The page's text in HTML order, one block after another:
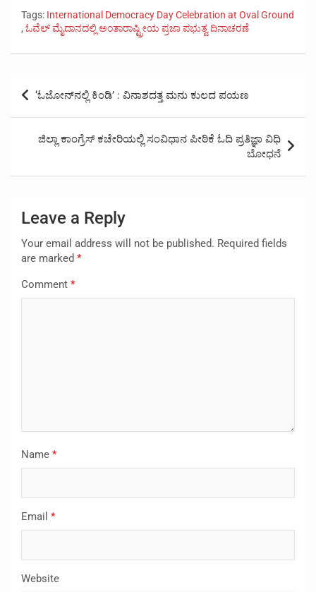
Tags: International Democracy Day Celebration at Oval Ground
, ಓವೆಲ್ ಮೈದಾನದಲ್ಲಿ ಅಂತಾರಾಷ್ಟ್ರೀಯ ಪ್ರಜಾ ಪಭುತ್ವ ದಿನಾಚರಣೆ
Post
navigation
‘ಓಜೋನ್‌ನಲ್ಲಿ ಕಿಂಡಿ’ : ವಿನಾಶದತ್ತ ಮನು ಕುಲದ ಪಯಣ
ಜಿಲ್ಲಾ ಕಾಂಗ್ರೆಸ್ ಕಚೇರಿಯಲ್ಲಿ ಸಂವಿಧಾನ ಪೀಠಿಕೆ ಓದಿ ಪ್ರತಿಜ್ಞಾ ವಿಧಿ
ಬೋಧನೆ
Leave a Reply
Your email address will not be published. Required fields
are marked *
Comment *
Name *
Email *
Website